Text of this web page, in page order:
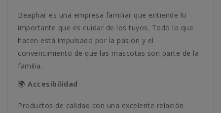
Beaphar es una empresa familiar que entiende lo
importante que es cuidar de los tuyos. Todo lo que
hacen está impulsado por la pasión y el
convencimiento de que las mascotas son parte de la
familia.
🌍 Accesibilidad
Productos de calidad con una excelente relación